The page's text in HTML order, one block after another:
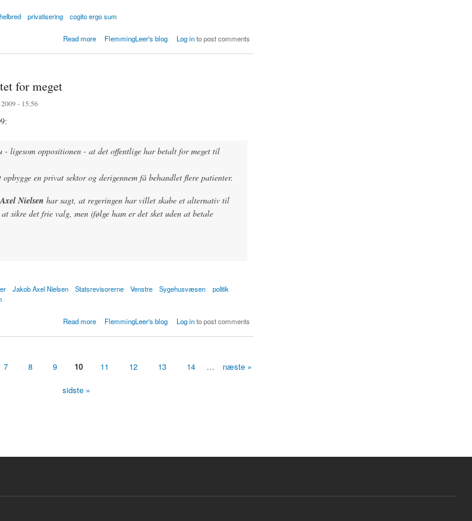
helbred privatisering cogito ergo sum
Read more
metadon fra private apoteker FlemmingLeer's blog Log into post comments
for meget
- 15:56
- ligesom oppositionen - at det offentlige har betalt for meget til
en privat sektor og derigennem få behandlet flere patienter.
Nielsen har sagt, at regeringen har villet skabe et alternativ til
sikre det frie valg, men ifølge ham er det sket uden at betale
Jakob Axel Nielsen Statsrevisorerne Venstre Sygehusvæsen
politik
Read more FlemmingLeer's blog Log into post comments
7 8 9 10 11 12 13 14 … næste »
sidste »